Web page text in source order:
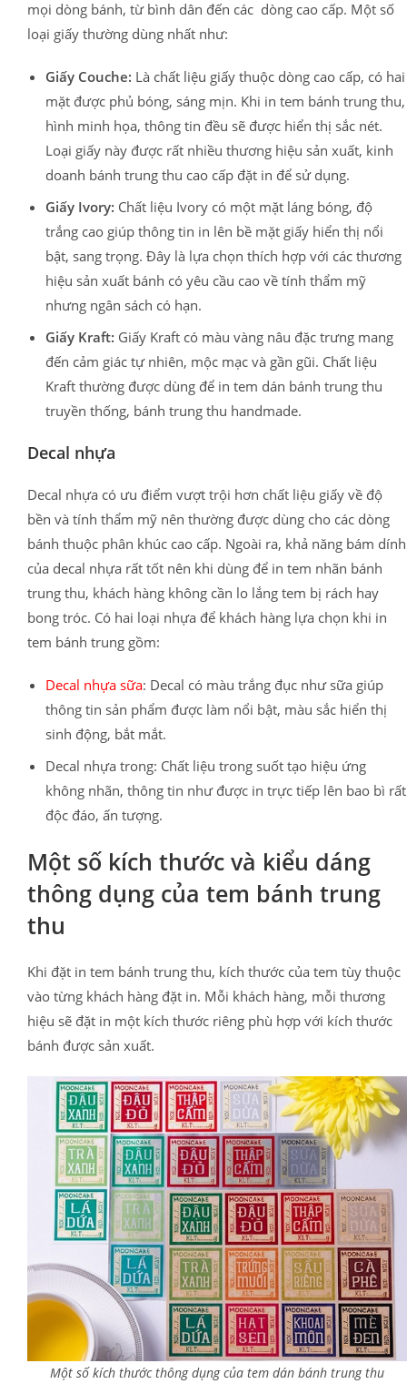
mọi dòng bánh, từ bình dân đến các dòng cao cấp. Một số
loại giấy thường dùng nhất như:
Giấy Couche: Là chất liệu giấy thuộc dòng cao cấp, có hai
mặt được phủ bóng, sáng mịn. Khi in tem bánh trung thu,
hình minh họa, thông tin đều sẽ được hiển thị sắc nét.
Loại giấy này được rất nhiều thương hiệu sản xuất, kinh
doanh bánh trung thu cao cấp đặt in để sử dụng.
Giấy Ivory: Chất liệu Ivory có một mặt láng bóng, độ
trắng cao giúp thông tin in lên bề mặt giấy hiển thị nổi
bật, sang trọng. Đây là lựa chọn thích hợp với các thương
hiệu sản xuất bánh có yêu cầu cao về tính thẩm mỹ
nhưng ngân sách có hạn.
Giấy Kraft: Giấy Kraft có màu vàng nâu đặc trưng mang
đến cảm giác tự nhiên, mộc mạc và gần gũi. Chất liệu
Kraft thường được dùng để in tem dán bánh trung thu
truyền thống, bánh trung thu handmade.
Decal nhựa
Decal nhựa có ưu điểm vượt trội hơn chất liệu giấy về độ
bền và tính thẩm mỹ nên thường được dùng cho các dòng
bánh thuộc phân khúc cao cấp. Ngoài ra, khả năng bám dính
của decal nhựa rất tốt nên khi dùng để in tem nhãn bánh
trung thu, khách hàng không cần lo lắng tem bị rách hay
bong tróc. Có hai loại nhựa để khách hàng lựa chọn khi in
tem bánh trung gồm:
Decal nhựa sữa: Decal có màu trắng đục như sữa giúp
thông tin sản phẩm được làm nổi bật, màu sắc hiển thị
sinh động, bắt mắt.
Decal nhựa trong: Chất liệu trong suốt tạo hiệu ứng
không nhãn, thông tin như được in trực tiếp lên bao bì rất
độc đáo, ấn tượng.
Một số kích thước và kiểu dáng
thông dụng của tem bánh trung
thu
Khi đặt in tem bánh trung thu, kích thước của tem tùy thuộc
vào từng khách hàng đặt in. Mỗi khách hàng, mỗi thương
hiệu sẽ đặt in một kích thước riêng phù hợp với kích thước
bánh được sản xuất.
Một số kích thước thông dụng của tem dán bánh trung thu